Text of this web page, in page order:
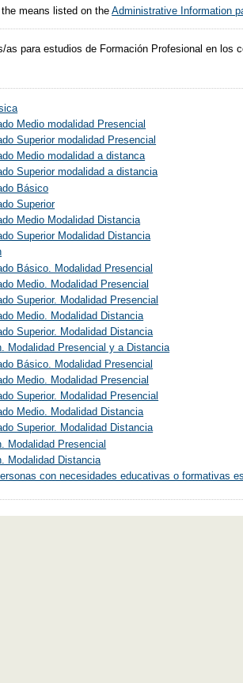
means listed on theAdministrative Information
as para estudios de Formación Profesional en
Medio modalidad Presencial
Superior modalidad Presencial
Medio modalidad a distanca
Superior modalidad a distancia
Básico
Superior
Medio Modalidad Distancia
Superior Modalidad Distancia
Básico. Modalidad Presencial
Medio. Modalidad Presencial
Superior. Modalidad Presencial
Medio. Modalidad Distancia
Superior. Modalidad Distancia
Modalidad Presencial y a Distancia
Básico. Modalidad Presencial
Medio. Modalidad Presencial
Superior. Modalidad Presencial
Medio. Modalidad Distancia
Superior. Modalidad Distancia
Modalidad Presencial
Modalidad Distancia
con necesidades educativas o formativas